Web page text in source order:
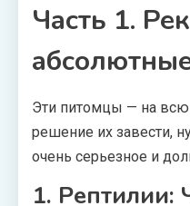
Часть 1.
Эти питомцы — на
решение их завести,
очень серьезное и
1. Рептилии: